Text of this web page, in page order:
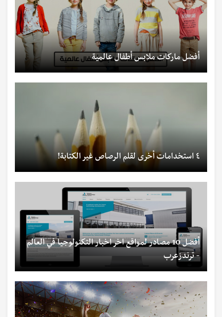
أفضل ماركات ملابس أطفال عالمية
٤ استخدامات أخرى لقلم الرصاص غير الكتابة!
أفضل 10 مصادر لمواقع اخر اخبار التكنولوجيا في العالم
- ترندزعرب